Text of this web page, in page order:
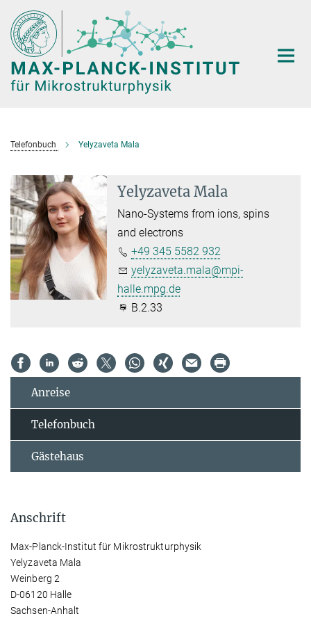
Hauptinhalt
Telefonbuch Yelyzaveta Mala
Yelyzaveta Mala
Nano-Systems from ions, spins
and electrons
+49 345 5582 932
yelyzaveta.mala@mpi-
halle.mpg.de
B.2.33
Anreise
Telefonbuch
Gästehaus
Anschrift
Max-Planck-Institut für Mikrostrukturphysik
Yelyzaveta Mala
Weinberg 2
D-06120 Halle
Sachsen-Anhalt